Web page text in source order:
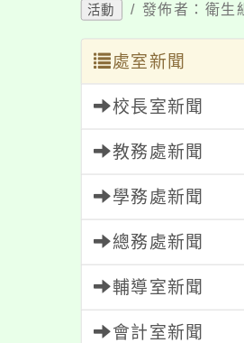
活動 / 發佈者：衛生
處室新聞
校長室新聞
教務處新聞
學務處新聞
總務處新聞
輔導室新聞
會計室新聞